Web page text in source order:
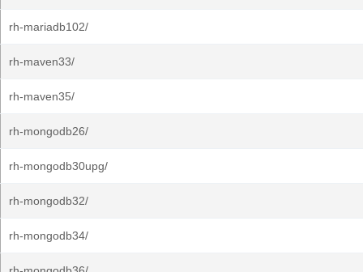
rh-mariadb102/
rh-maven33/
rh-maven35/
rh-mongodb26/
rh-mongodb30upg/
rh-mongodb32/
rh-mongodb34/